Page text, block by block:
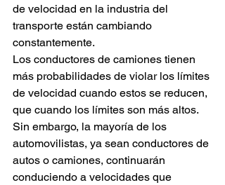
de velocidad en la industria del
transporte están cambiando
constantemente.
Los conductores de camiones tienen
más probabilidades de violar los límites
de velocidad cuando estos se reducen,
que cuando los límites son más altos.
Sin embargo, la mayoría de los
automovilistas, ya sean conductores de
autos o camiones, continuarán
conduciendo a velocidades que